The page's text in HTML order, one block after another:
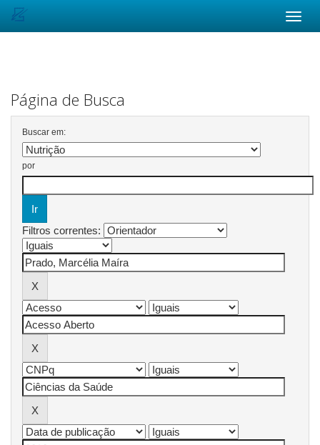
Página de Busca
Buscar em:
por
Filtros correntes: